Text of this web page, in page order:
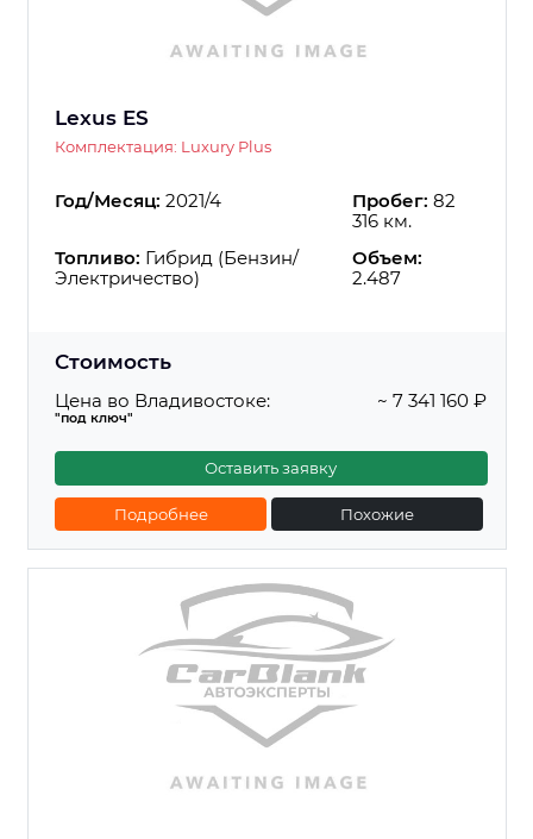
Lexus ES
Комплектация: Luxury Plus
Год/Месяц: 2021/4 Пробег: 82
316 км.
Топливо: Гибрид (Бензин/
Электричество)
Объем:
2.487
Стоимость
Цена во Владивостоке:
"под ключ"
~ 7 341 160 ₽
Оставить заявку
Подробнее Похожие